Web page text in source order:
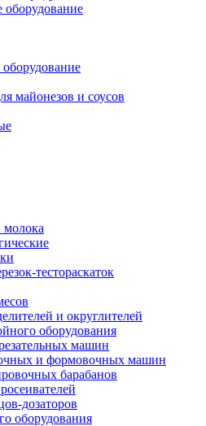
оборудование
майонезов и соусов
молока
тестораскаток
и округлителей
оборудования
машин
и формовочных машин
барабанов
дозаторов
оборудования